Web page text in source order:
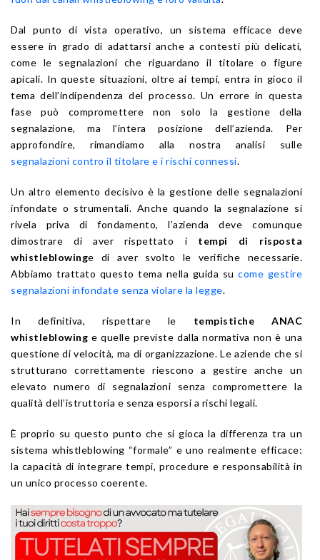
Dal punto di vista operativo, un sistema efficace deve
essere in grado di adattarsi anche a contesti più delicati,
come le segnalazioni che riguardano il titolare o figure
apicali. In queste situazioni, oltre ai tempi, entra in gioco il
tema dell’indipendenza del processo. Un errore in questa
fase può compromettere non solo la gestione della
segnalazione, ma l’intera posizione dell’azienda. Per
approfondire, rimandiamo alla nostra analisi sulle
segnalazioni contro il titolare e i rischi connessi.
Un altro elemento decisivo è la gestione delle segnalazioni
infondate o strumentali. Anche quando la segnalazione si
rivela priva di fondamento, l’azienda deve comunque
dimostrare di aver rispettato i tempi di risposta
whistleblowinge di aver svolto le verifiche necessarie.
Abbiamo trattato questo tema nella guida su come gestire
segnalazioni infondate senza violare la legge.
In definitiva, rispettare le tempistiche ANAC
whistleblowing e quelle previste dalla normativa non è una
questione di velocità, ma di organizzazione. Le aziende che si
strutturano correttamente riescono a gestire anche un
elevato numero di segnalazioni senza compromettere la
qualità dell’istruttoria e senza esporsi a rischi legali.
È proprio su questo punto che si gioca la differenza tra un
sistema whistleblowing “formale” e uno realmente efficace:
la capacità di integrare tempi, procedure e responsabilità in
un unico processo coerente.